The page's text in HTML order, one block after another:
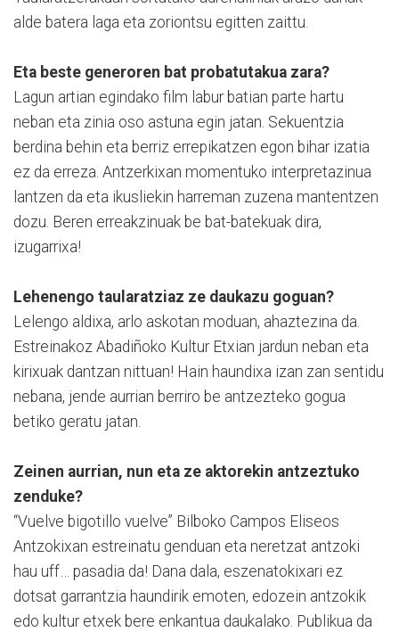
alde batera laga eta zoriontsu egitten zaittu.
Eta beste generoren bat probatutakua zara?
Lagun artian egindako film labur batian parte hartu
neban eta zinia oso astuna egin jatan. Sekuentzia
berdina behin eta berriz errepikatzen egon bihar izatia
ez da erreza. Antzerkixan momentuko interpretazinua
lantzen da eta ikusliekin harreman zuzena mantentzen
dozu. Beren erreakzinuak be bat-batekuak dira,
izugarrixa!
Lehenengo taularatziaz ze daukazu goguan?
Lelengo aldixa, arlo askotan moduan, ahaztezina da.
Estreinakoz Abadiñoko Kultur Etxian jardun neban eta
kirixuak dantzan nittuan! Hain haundixa izan zan sentidu
nebana, jende aurrian berriro be antzezteko gogua
betiko geratu jatan.
Zeinen aurrian, nun eta ze aktorekin antzeztuko
zenduke?
“Vuelve bigotillo vuelve” Bilboko Campos Eliseos
Antzokixan estreinatu genduan eta neretzat antzoki
hau uff… pasadia da! Dana dala, eszenatokixari ez
dotsat garrantzia haundirik emoten, edozein antzokik
edo kultur etxek bere enkantua daukalako. Publikua da